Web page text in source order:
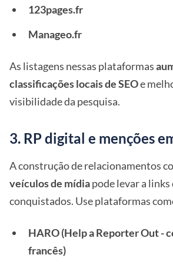
123pages.fr
Manageo.fr
As listagens nessas plataformas
classificações locais de SEOe
visibilidade da pesquisa.
3. RP digital e menções
A construção de relacionamentos
veículos de mídiapode levar a links
conquistados. Use plataformas
HARO (Help a Reporter Out -
francês)